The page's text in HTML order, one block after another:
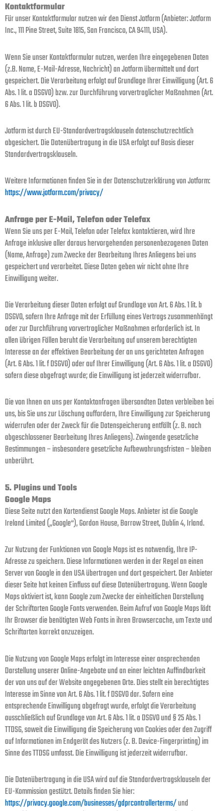
Kontaktformular
Für unser Kontaktformular nutzen wir den Dienst Jotform (Anbieter: Jotform
Inc., 111 Pine Street, Suite 1815, San Francisco, CA 94111, USA).
Wenn Sie unser Kontaktformular nutzen, werden Ihre eingegebenen Daten
(z.B. Name, E-Mail-Adresse, Nachricht) an Jotform übermittelt und dort
gespeichert. Die Verarbeitung erfolgt auf Grundlage Ihrer Einwilligung (Art. 6
Abs. 1 lit. a DSGVO) bzw. zur Durchführung vorvertraglicher Maßnahmen (Art.
6 Abs. 1 lit. b DSGVO).
Jotform ist durch EU-Standardvertragsklauseln datenschutzrechtlich
abgesichert. Die Datenübertragung in die USA erfolgt auf Basis dieser
Standardvertragsklauseln.
Weitere Informationen finden Sie in der Datenschutzerklärung von Jotform:
https://www.jotform.com/privacy/
Anfrage per E-Mail, Telefon oder Telefax
Wenn Sie uns per E-Mail, Telefon oder Telefax kontaktieren, wird Ihre
Anfrage inklusive aller daraus hervorgehenden personenbezogenen Daten
(Name, Anfrage) zum Zwecke der Bearbeitung Ihres Anliegens bei uns
gespeichert und verarbeitet. Diese Daten geben wir nicht ohne Ihre
Einwilligung weiter.
Die Verarbeitung dieser Daten erfolgt auf Grundlage von Art. 6 Abs. 1 lit. b
DSGVO, sofern Ihre Anfrage mit der Erfüllung eines Vertrags zusammenhängt
oder zur Durchführung vorvertraglicher Maßnahmen erforderlich ist. In
allen übrigen Fällen beruht die Verarbeitung auf unserem berechtigten
Interesse an der effektiven Bearbeitung der an uns gerichteten Anfragen
(Art. 6 Abs. 1 lit. f DSGVO) oder auf Ihrer Einwilligung (Art. 6 Abs. 1 lit. a DSGVO)
sofern diese abgefragt wurde; die Einwilligung ist jederzeit widerrufbar.
Die von Ihnen an uns per Kontaktanfragen übersandten Daten verbleiben bei
uns, bis Sie uns zur Löschung auffordern, Ihre Einwilligung zur Speicherung
widerrufen oder der Zweck für die Datenspeicherung entfällt (z. B. nach
abgeschlossener Bearbeitung Ihres Anliegens). Zwingende gesetzliche
Bestimmungen – insbesondere gesetzliche Aufbewahrungsfristen – bleiben
unberührt.
5. Plugins und Tools
Google Maps
Diese Seite nutzt den Kartendienst Google Maps. Anbieter ist die Google
Ireland Limited („Google“), Gordon House, Barrow Street, Dublin 4, Irland.
Zur Nutzung der Funktionen von Google Maps ist es notwendig, Ihre IP-
Adresse zu speichern. Diese Informationen werden in der Regel an einen
Server von Google in den USA übertragen und dort gespeichert. Der Anbieter
dieser Seite hat keinen Einfluss auf diese Datenübertragung. Wenn Google
Maps aktiviert ist, kann Google zum Zwecke der einheitlichen Darstellung
der Schriftarten Google Fonts verwenden. Beim Aufruf von Google Maps lädt
Ihr Browser die benötigten Web Fonts in ihren Browsercache, um Texte und
Schriftarten korrekt anzuzeigen.
Die Nutzung von Google Maps erfolgt im Interesse einer ansprechenden
Darstellung unserer Online-Angebote und an einer leichten Auffindbarkeit
der von uns auf der Website angegebenen Orte. Dies stellt ein berechtigtes
Interesse im Sinne von Art. 6 Abs. 1 lit. f DSGVO dar. Sofern eine
entsprechende Einwilligung abgefragt wurde, erfolgt die Verarbeitung
ausschließlich auf Grundlage von Art. 6 Abs. 1 lit. a DSGVO und § 25 Abs. 1
TTDSG, soweit die Einwilligung die Speicherung von Cookies oder den Zugriff
auf Informationen im Endgerät des Nutzers (z. B. Device-Fingerprinting) im
Sinne des TTDSG umfasst. Die Einwilligung ist jederzeit widerrufbar.
Die Datenübertragung in die USA wird auf die Standardvertragsklauseln der
EU-Kommission gestützt. Details finden Sie hier:
https://privacy.google.com/businesses/gdprcontrollerterms/und